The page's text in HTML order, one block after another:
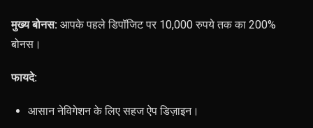
मुख्य बोनस: आपके पहले डिपॉजिट पर 10,000 रुपये तक का 200%
बोनस।
फायदे:
आसान नेविगेशन के लिए सहज ऐप डिज़ाइन।